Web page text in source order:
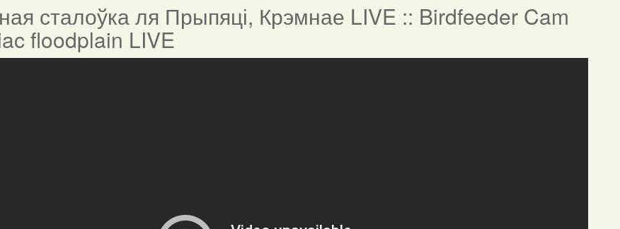
сталоўка ля Прыпяці, Крэмнае LIVE :: Birdfeeder Cam
floodplain LIVE